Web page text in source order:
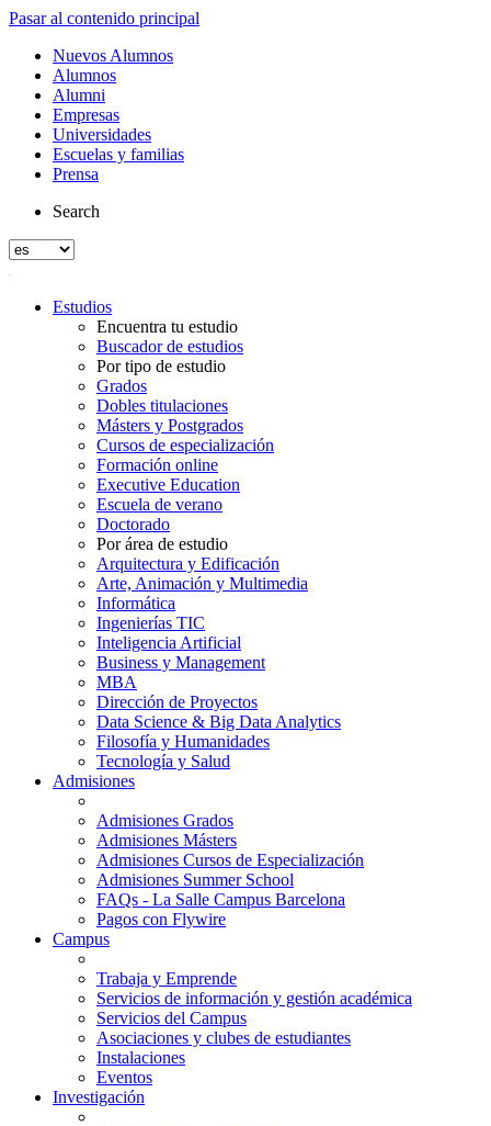
Pasar al contenido principal
Nuevos Alumnos
Alumnos
Alumni
Empresas
Universidades
Escuelas y familias
Prensa
Search
Estudios
Encuentra tu estudio
Buscador de estudios
Por tipo de estudio
Grados
Dobles titulaciones
Másters y Postgrados
Cursos de especialización
Formación online
Executive Education
Escuela de verano
Doctorado
Por área de estudio
Arquitectura y Edificación
Arte, Animación y Multimedia
Informática
Ingenierías TIC
Inteligencia Artificial
Business y Management
MBA
Dirección de Proyectos
Data Science & Big Data Analytics
Filosofía y Humanidades
Tecnología y Salud
Admisiones
Admisiones Grados
Admisiones Másters
Admisiones Cursos de Especialización
Admisiones Summer School
FAQs - La Salle Campus Barcelona
Pagos con Flywire
Campus
Trabaja y Emprende
Servicios de información y gestión académica
Servicios del Campus
Asociaciones y clubes de estudiantes
Instalaciones
Eventos
Investigación